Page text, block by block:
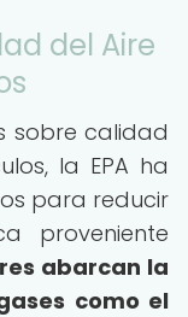
del Aire
sobre calidad
la EPA ha
para reducir
proveniente
abarcan la
como el